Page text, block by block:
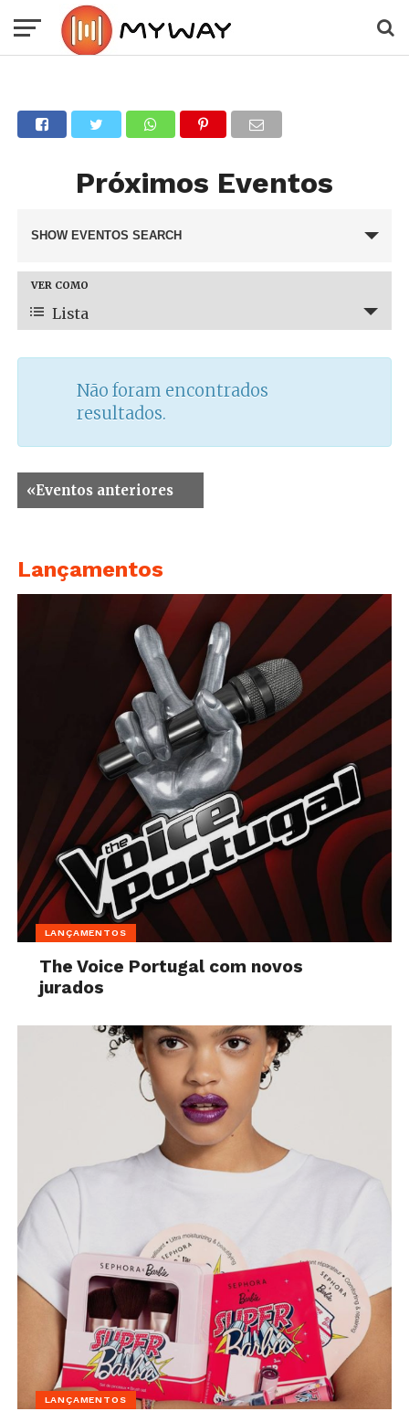
Próximos Eventos
Eventos Search and Views
Navigation
SHOW EVENTOS SEARCH
Evento Views Navigation
VER COMO
Lista
Não foram encontrados
resultados.
«Eventos anteriores
Lançamentos
LANÇAMENTOS
The Voice Portugal com novos
jurados
LANÇAMENTOS